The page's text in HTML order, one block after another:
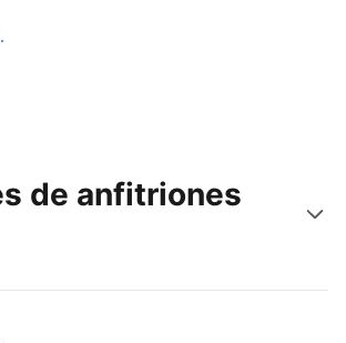
clientes hoy
de anfitriones